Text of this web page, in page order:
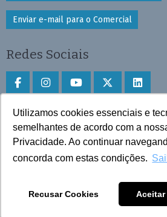
Utilizamos cookies essenciais e
semelhantes de acordo com a
Privacidade. Ao continuar
concorda com estas condições.
Recusar Cookies
Enviar e-mail para o Comercial
Redes Sociais
Faça download do aplicativo
Play Store e App Store
Todos os direitos reservados ©